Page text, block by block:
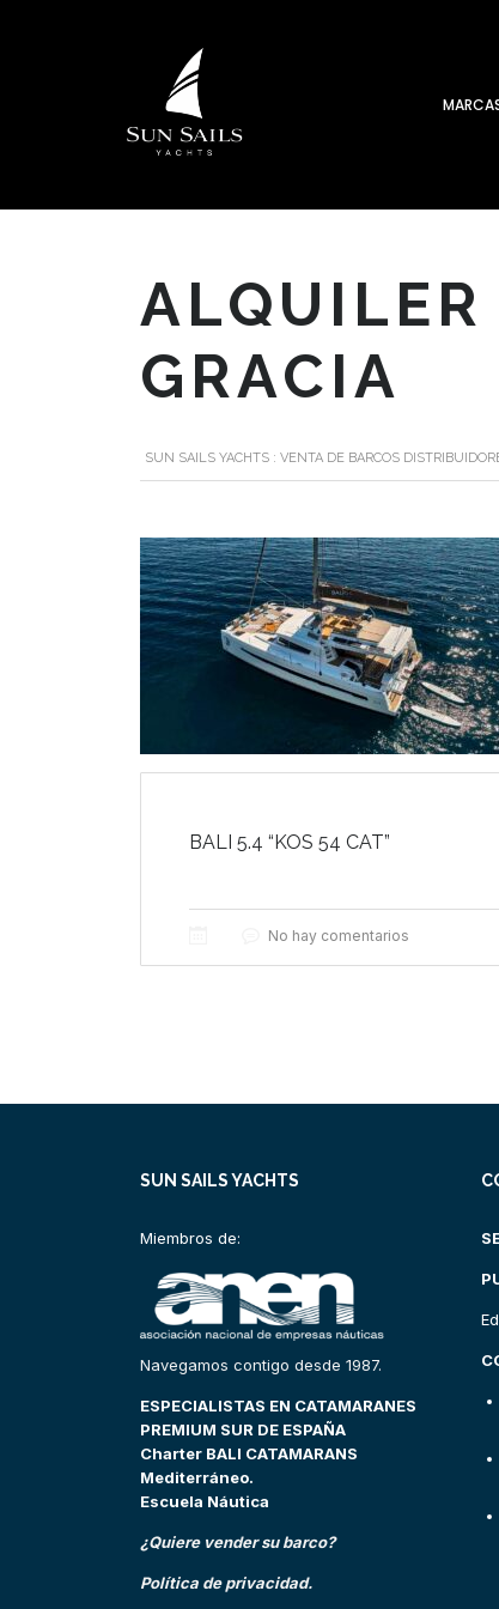
GRACIA
SUN SAILS YACHTS : VENTA DE BARCOS
BALI 5.4 “KOS 54 CAT”
No hay comentarios
SUN SAILS YACHTS
Miembros de:
Navegamos contigo desde 1987.
ESPECIALISTAS EN CATAMARANES
PREMIUM SUR DE ESPAÑA
Charter BALI CATAMARANS
Mediterráneo.
Escuela Náutica
¿Quiere vender su barco?
Política de privacidad.